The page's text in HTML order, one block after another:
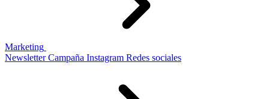
Marketing
Newsletter Campaña Instagram Redes sociales